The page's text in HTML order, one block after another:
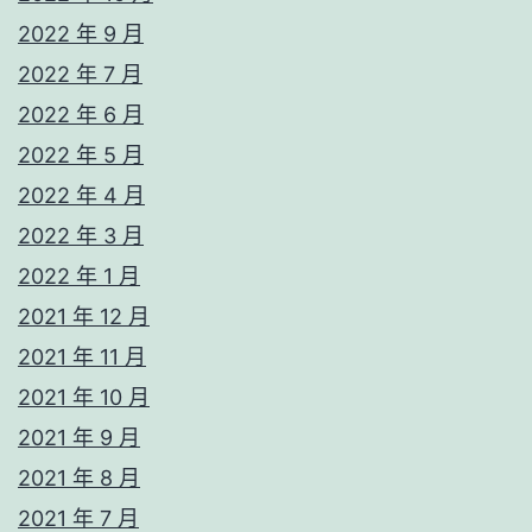
2022 年 9 月
2022 年 7 月
2022 年 6 月
2022 年 5 月
2022 年 4 月
2022 年 3 月
2022 年 1 月
2021 年 12 月
2021 年 11 月
2021 年 10 月
2021 年 9 月
2021 年 8 月
2021 年 7 月